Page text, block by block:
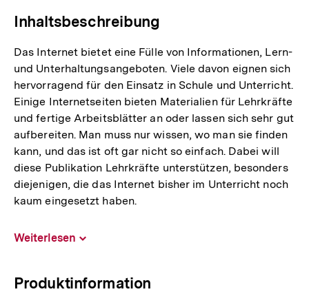
Inhaltsbeschreibung
Das Internet bietet eine Fülle von Informationen, Lern-
und Unterhaltungsangeboten. Viele davon eignen sich
hervorragend für den Einsatz in Schule und Unterricht.
Einige Internetseiten bieten Materialien für Lehrkräfte
und fertige Arbeitsblätter an oder lassen sich sehr gut
aufbereiten. Man muss nur wissen, wo man sie finden
kann, und das ist oft gar nicht so einfach. Dabei will
diese Publikation Lehrkräfte unterstützen, besonders
diejenigen, die das Internet bisher im Unterricht noch
kaum eingesetzt haben.
Weiterlesen
Produktinformation